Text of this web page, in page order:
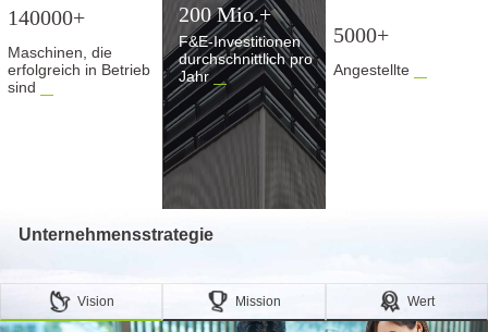
140000+
Maschinen, die
erfolgreich in Betrieb
sind
200 Mio.+
F&E-Investitionen
durchschnittlich pro
Jahr
5000+
Angestellte
Unternehmensstrategie
Vision Mission Wert